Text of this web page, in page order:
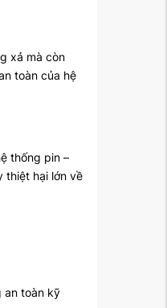
xả mà còn
toàn của hệ
thống pin –
thiệt hại lớn về
an toàn kỹ